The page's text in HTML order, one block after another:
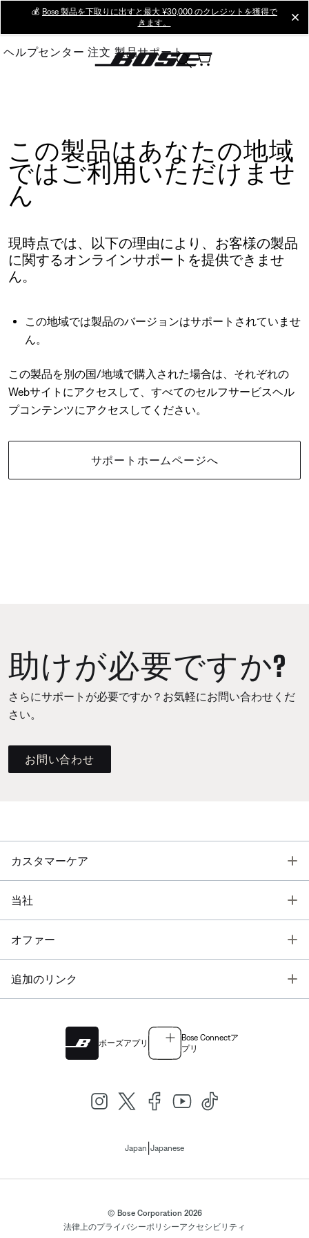
Main
💰 Bose 製品を下取りに出すと最大 ¥30,000 のクレジットを獲得で
きます。
ヘルプセンター 注文 製品サポート
この製品はあなたの地域
ではご利用いただけませ
ん
現時点では、以下の理由により、お客様の製品
に関するオンラインサポートを提供できませ
ん。
この地域では製品のバージョンはサポートされていませ
ん。
この製品を別の国/地域で購入された場合は、それぞれの
Webサイトにアクセスして、すべてのセルフサービスヘル
プコンテンツにアクセスしてください。
サポートホームページへ
助けが必要ですか?
さらにサポートが必要ですか？お気軽にお問い合わせくだ
さい。
お問い合わせ
カスタマーケア
当社
オファー
追加のリンク
ボーズアプリ
Bose Connectア
プリ
Japan Japanese
© Bose Corporation 2026
法律上のプライバシーポリシーアクセシビリティ